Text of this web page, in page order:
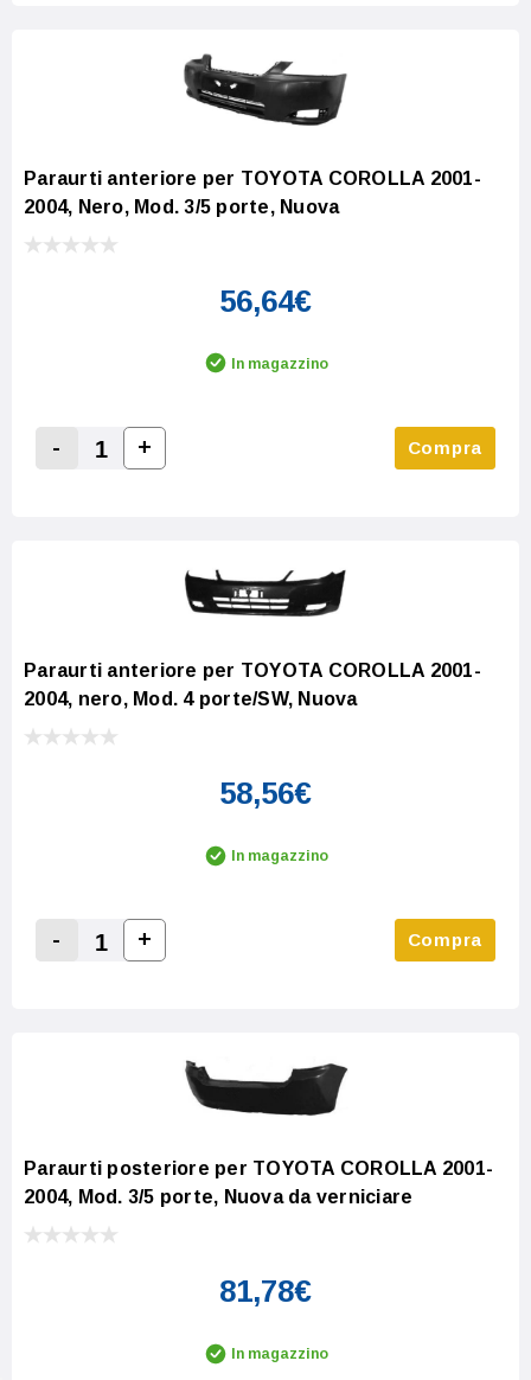
Paraurti anteriore per TOYOTA COROLLA 2001-
2004, Nero, Mod. 3/5 porte, Nuova
56,64€
In magazzino
Decrease Quantity:
-
Increase Quantity:
+ Compra
Paraurti anteriore per TOYOTA COROLLA 2001-
2004, nero, Mod. 4 porte/SW, Nuova
58,56€
In magazzino
Decrease Quantity:
-
Increase Quantity:
+ Compra
Paraurti posteriore per TOYOTA COROLLA 2001-
2004, Mod. 3/5 porte, Nuova da verniciare
81,78€
In magazzino